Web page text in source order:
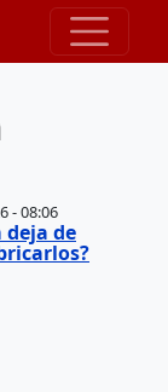
- 08:06
de